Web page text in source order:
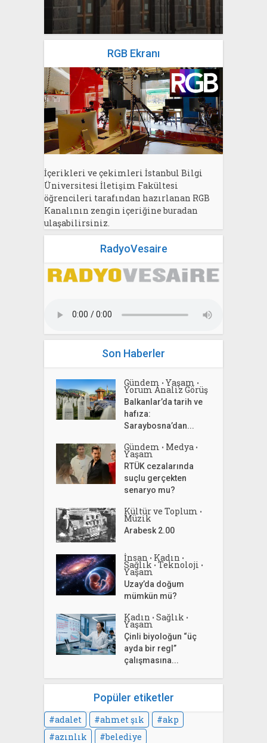
Bahri Ak
RGB Ekranı
İçerikleri ve çekimleri İstanbul Bilgi
Üniversitesi İletişim Fakültesi
öğrencileri tarafından hazırlanan RGB
Kanalının zengin içeriğine buradan
ulaşabilirsiniz.
RadyoVesaire
Son Haberler
Gündem • Yaşam •
Yorum Analiz Görüş
Balkanlar’da tarih ve
hafıza:
Saraybosna’dan...
Gündem • Medya •
Yaşam
RTÜK cezalarında
suçlu gerçekten
senaryo mu?
Kültür ve Toplum •
Müzik
Arabesk 2.00
İnsan • Kadın •
Sağlık • Teknoloji •
Yaşam
Uzay’da doğum
mümkün mü?
Kadın • Sağlık •
Yaşam
Çinli biyoloğun “üç
ayda bir regl”
çalışmasına...
Popüler etiketler
adalet ahmet şık
akp
azınlık
belediye